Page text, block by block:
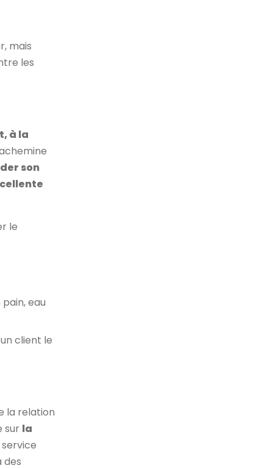
mais
les
à la
son
le
eau
client le
la relation
sur la
des